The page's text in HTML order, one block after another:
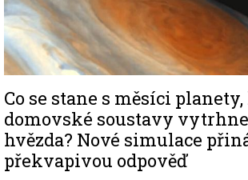
Co se stane s měsíci
domovské soustavy
hvězda? Nové simulace
překvapivou odpověď